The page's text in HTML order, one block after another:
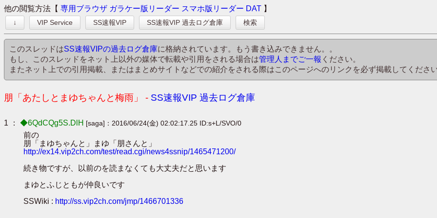
他の閲覧方法【 専用ブラウザ ガラケー版リーダー スマホ版リーダー DAT 】
↓ VIP Service SS速報VIP SS速報VIP 過去ログ倉庫 検索
このスレッドはSS速報VIPの過去ログ倉庫に格納されています。もう書き込みできません。。
もし、このスレッドをネット上以外の媒体で転載や引用をされる場合は管理人までご一報 ください。
またネット上での引用掲載、またはまとめサイトなどでの紹介をされる際はこのページへのリンクを必ず掲載してくださ
朋「あたしとまゆちゃんと梅雨」 - SS速報VIP 過去ログ倉庫
1 ： ◆6QdCQg5S.DlH [saga]：2016/06/24(金) 02:02:17.25 ID:s+L/SVO/0
前の
朋「まゆちゃんと」まゆ「朋さんと」
http://ex14.vip2ch.com/test/read.cgi/news4ssnip/1465471200/
続き物ですが、以前のを読まなくても大丈夫だと思います
まゆとふじともが仲良いです
SSWiki : http://ss.vip2ch.com/jmp/1466701336